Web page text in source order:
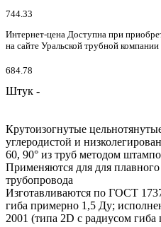
744.33
Интернет-цена Доступна при
на сайте Уральской трубной компании
684.78
Штук -
Крутоизогнутые
углеродистой и
60, 90° из труб методом
Применяются для для
трубопровода
Изготавливаются по ГОСТ
гиба примерно 1,5 Ду;
2001 (типа 2D с радиусом